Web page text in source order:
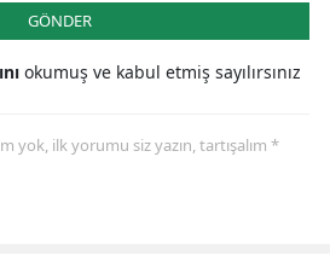
GÖNDER
okumuş ve kabul etmiş sayılırsınız
yok, ilk yorumu siz yazın, tartışalım *